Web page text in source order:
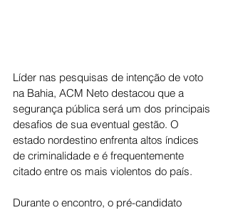
Líder nas pesquisas de intenção de voto
na Bahia, ACM Neto destacou que a
segurança pública será um dos principais
desafios de sua eventual gestão. O
estado nordestino enfrenta altos índices
de criminalidade e é frequentemente
citado entre os mais violentos do país.
Durante o encontro, o pré-candidato